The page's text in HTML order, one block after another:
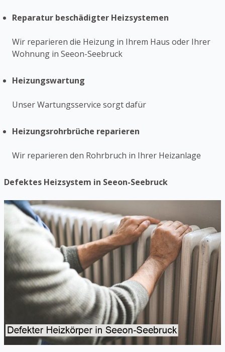
Reparatur beschädigter Heizsystemen
Wir reparieren die Heizung in Ihrem Haus oder Ihrer
Wohnung in Seeon-Seebruck
Heizungswartung
Unser Wartungsservice sorgt dafür
Heizungsrohrbrüche reparieren
Wir reparieren den Rohrbruch in Ihrer Heizanlage
Defektes Heizsystem in Seeon-Seebruck